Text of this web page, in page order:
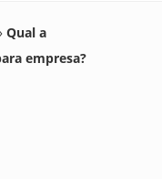
Qual a
empresa?